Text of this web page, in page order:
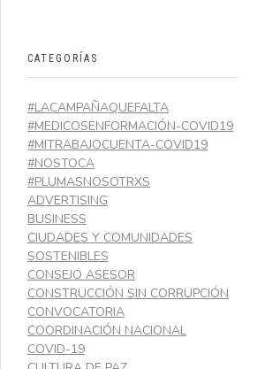
CATEGORÍAS
#LACAMPAÑAQUEFALTA
#MEDICOSENFORMACIÓN-COVID19
#MITRABAJOCUENTA-COVID19
#NOSTOCA
#PLUMASNOSOTRXS
ADVERTISING
BUSINESS
CIUDADES Y COMUNIDADES
SOSTENIBLES
CONSEJO ASESOR
CONSTRUCCIÓN SIN CORRUPCIÓN
CONVOCATORIA
COORDINACIÓN NACIONAL
COVID-19